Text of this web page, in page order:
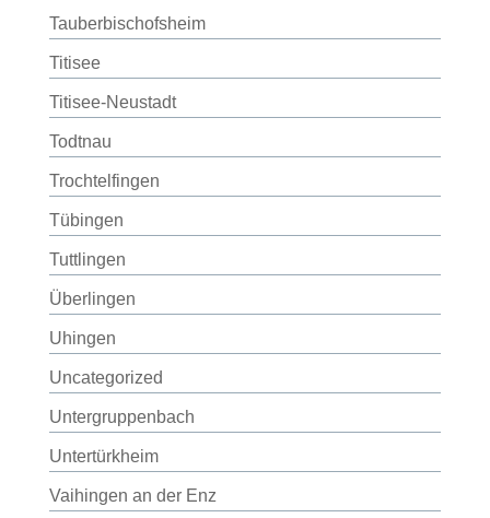
Tauberbischofsheim
Titisee
Titisee-Neustadt
Todtnau
Trochtelfingen
Tübingen
Tuttlingen
Überlingen
Uhingen
Uncategorized
Untergruppenbach
Untertürkheim
Vaihingen an der Enz